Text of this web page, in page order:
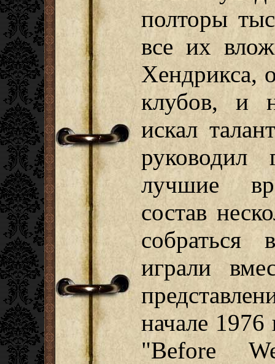
полторы
все их
Хендрикса,
клубов, и
искал
лучшие
состав
играли
начале 1976
"Before